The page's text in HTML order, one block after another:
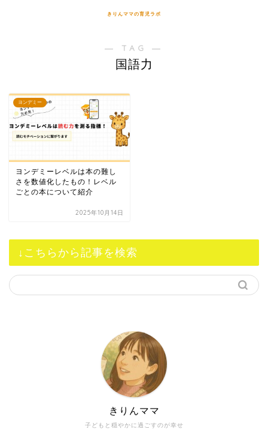
きりんママの育児ラボ
― TAG ―
国語力
ヨンデミー
ヨンデミーレベルは本の難し
さを数値化したもの！レベル
ごとの本について紹介
2025年10月14日
↓こちらから記事を検索
子どもと穏やかに過ごすのが幸せ
きりんママ